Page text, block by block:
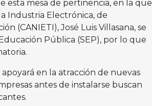
esta mesa de pertinencia, en la que
Industria Electrónica, de
(CANIETI), José Luis Villasana, se
Pública (SEP), por lo que
en la atracción de nuevas
antes de instalarse buscan